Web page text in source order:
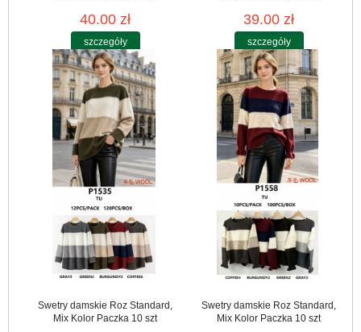
40.00 zł
szczegóły
39.00 zł
szczegóły
Swetry damskie Roz Standard,
Mix Kolor Paczka 10 szt
Swetry damskie Roz Standard,
Mix Kolor Paczka 10 szt